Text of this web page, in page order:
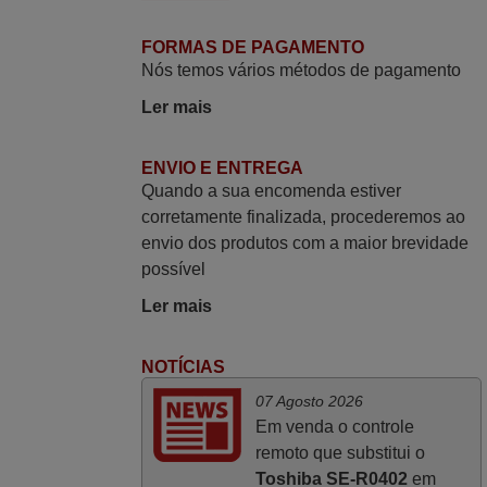
Rudinery,
Já recebi o comando bem embalado mas
não é de origem mas trabalha bem,
obrigada!..
Bom dia. Estou extremamente satisfeita
com o comando e seu funcionamento
perfeito, a rapidez na entrega e a vossa
eficiência no processo. Gostaria de
FORMAS DE PAGAMENTO
Nós temos vários métodos de pagamento
Ler mais
ENVIO E ENTREGA
Quando a sua encomenda estiver
corretamente finalizada, procederemos ao
envio dos produtos com a maior brevidade
possível
Ler mais
NOTÍCIAS
07 Agosto 2026
Em venda o controle
remoto que substitui o
Toshiba SE-R0402 em